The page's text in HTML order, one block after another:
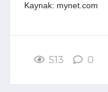
Kaynak: mynet.com
513 0